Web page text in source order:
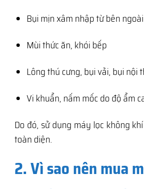
Bụi mịn xâm nhập từ bên ngoài
Mùi thức ăn, khói bếp
Lông thú cưng, bụi vải, bụi nội
Vi khuẩn, nấm mốc do độ ẩm
Do đó, sử dụng máy lọc không
toàn diện.
2. Vì sao nên mua